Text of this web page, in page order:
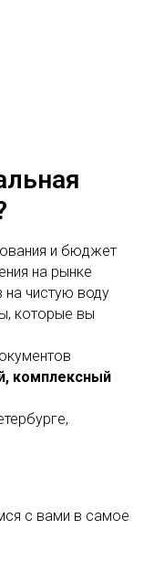
и бюджет
на рынке
чистую воду
которые вы
комплексный
с вами в самое